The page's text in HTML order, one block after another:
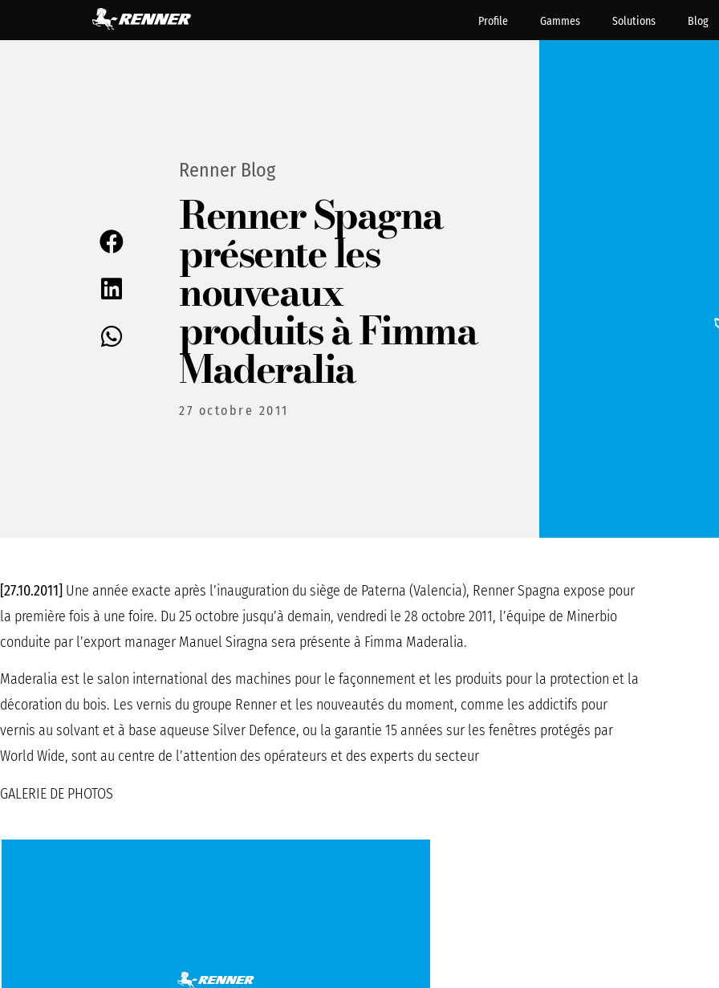
Profile Gammes Solutions Blog
Renner Blog
Renner Spagna
présente les
nouveaux
produits à Fimma
Maderalia
27 octobre 2011
[27.10.2011] Une année exacte après l’inauguration du siège de Paterna (Valencia), Renner Spagna expose pour
la première fois à une foire. Du 25 octobre jusqu’à demain, vendredi le 28 octobre 2011, l’équipe de Minerbio
conduite par l’export manager Manuel Siragna sera présente à Fimma Maderalia.
Maderalia est le salon international des machines pour le façonnement et les produits pour la protection et la
décoration du bois. Les vernis du groupe Renner et les nouveautés du moment, comme les addictifs pour
vernis au solvant et à base aqueuse Silver Defence, ou la garantie 15 années sur les fenêtres protégés par
World Wide, sont au centre de l’attention des opérateurs et des experts du secteur
GALERIE DE PHOTOS